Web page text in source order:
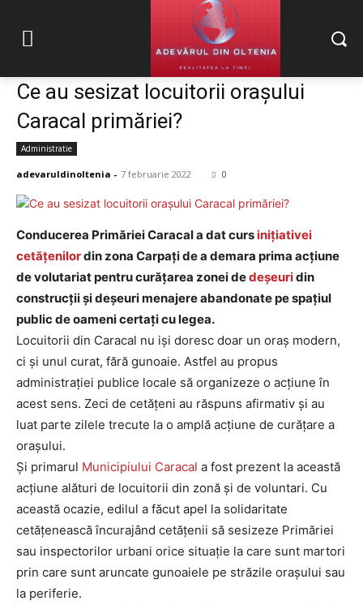
Ce au sesizat locuitorii orașului
Caracal primăriei?
Administratie
adevaruldinoltenia - 7 februarie 2022 0
Conducerea Primăriei Caracal a dat curs inițiativei
cetățenilordin zona Carpați de a demara prima acțiune
de volutariat pentru curățarea zonei dedeșeuridin
construcții și deșeuri menajere abandonate pe spațiul
public de oameni certați cu legea.
Locuitorii din Caracal nu iși doresc doar un oraș modern,
ci și unul curat, fără gunoaie. Astfel au propus
administrației publice locale să organizeze o acțiune în
acest sens. Zeci de cetățeni au răspuns afirmativ și au
luat parte zilele trecute la o amplă acțiune de curățare a
orașului.
Și primarul Municipiului Caracal a fost prezent la această
acțiune alături de locuitorii din zonă și de voluntari. Cu
această ocazie, edilul a făcut apel la solidaritate
cetățenească încurajând cetățenii să sesizeze Primăriei
sau inspectorilor urbani orice situație la care sunt martori
prin care sunt aruncate gunoaiele pe străzile orașului sau
la periferie.